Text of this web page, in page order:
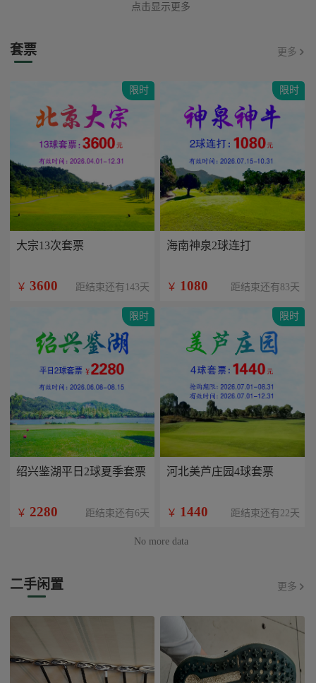
点击显示更多
套票 更多
限时
大宗13次套票
￥ 3600 距结束还有143天
限时
海南神泉2球连打
￥ 1080 距结束还有83天
限时
绍兴鉴湖平日2球夏季套票
￥ 2280 距结束还有6天
限时
河北美芦庄园4球套票
￥ 1440 距结束还有22天
No more data
二手闲置 更多